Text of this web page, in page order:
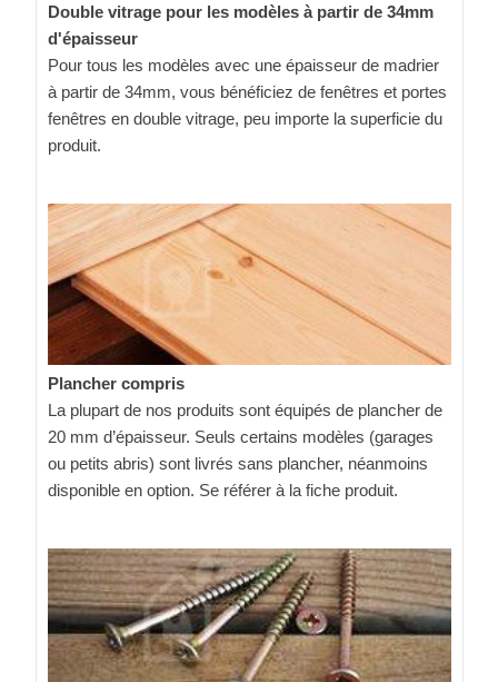
Double vitrage pour les modèles à partir de 34mm
d'épaisseur
Pour tous les modèles avec une épaisseur de madrier
à partir de 34mm, vous bénéficiez de fenêtres et portes
fenêtres en double vitrage, peu importe la superficie du
produit.
Plancher compris
La plupart de nos produits sont équipés de plancher de
20 mm d’épaisseur. Seuls certains modèles (garages
ou petits abris) sont livrés sans plancher, néanmoins
disponible en option. Se référer à la fiche produit.